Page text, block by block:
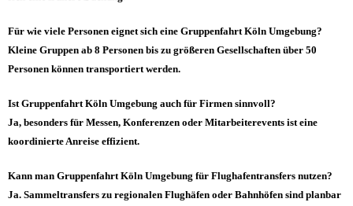
Für wie viele Personen eignet sich eine Gruppenfahrt Köln Umgebung?
Kleine Gruppen ab 8 Personen bis zu größeren Gesellschaften über 50
Personen können transportiert werden.
Ist Gruppenfahrt Köln Umgebung auch für Firmen sinnvoll?
Ja, besonders für Messen, Konferenzen oder Mitarbeiterevents ist eine
koordinierte Anreise effizient.
Kann man Gruppenfahrt Köln Umgebung für Flughafentransfers nutzen?
Ja. Sammeltransfers zu regionalen Flughäfen oder Bahnhöfen sind planbar